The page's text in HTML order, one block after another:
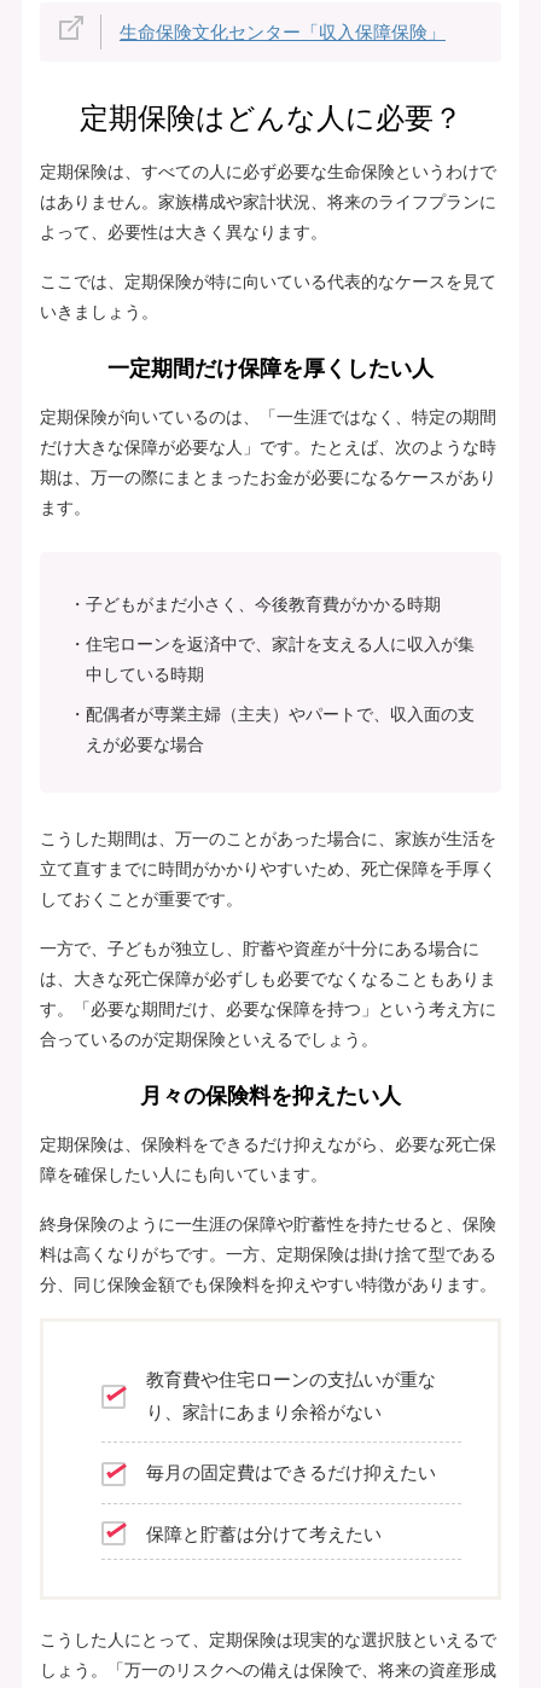
生命保険文化センター「収入保障保険」
定期保険はどんな人に必要？
定期保険は、すべての人に必ず必要な生命保険というわけで
はありません。家族構成や家計状況、将来のライフプランに
よって、必要性は大きく異なります。
ここでは、定期保険が特に向いている代表的なケースを見て
いきましょう。
一定期間だけ保障を厚くしたい人
定期保険が向いているのは、「一生涯ではなく、特定の期間
だけ大きな保障が必要な人」です。たとえば、次のような時
期は、万一の際にまとまったお金が必要になるケースがあり
ます。
子どもがまだ小さく、今後教育費がかかる時期
住宅ローンを返済中で、家計を支える人に収入が集
中している時期
配偶者が専業主婦（主夫）やパートで、収入面の支
えが必要な場合
こうした期間は、万一のことがあった場合に、家族が生活を
立て直すまでに時間がかかりやすいため、死亡保障を手厚く
しておくことが重要です。
一方で、子どもが独立し、貯蓄や資産が十分にある場合に
は、大きな死亡保障が必ずしも必要でなくなることもありま
す。「必要な期間だけ、必要な保障を持つ」という考え方に
合っているのが定期保険といえるでしょう。
月々の保険料を抑えたい人
定期保険は、保険料をできるだけ抑えながら、必要な死亡保
障を確保したい人にも向いています。
終身保険のように一生涯の保障や貯蓄性を持たせると、保険
料は高くなりがちです。一方、定期保険は掛け捨て型である
分、同じ保険金額でも保険料を抑えやすい特徴があります。
教育費や住宅ローンの支払いが重な
り、家計にあまり余裕がない
毎月の固定費はできるだけ抑えたい
保障と貯蓄は分けて考えたい
こうした人にとって、定期保険は現実的な選択肢といえるで
しょう。「万一のリスクへの備えは保険で、将来の資産形成